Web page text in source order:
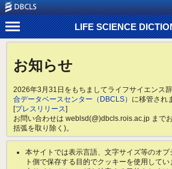
LIFE SCIENCE
お知らせ
2026年3月31日をもちましてライフサイエンス
合データベースセンター（DBCLS） に移管され
[プレスリリース]
お問い合わせは weblsd(@)dbcls.rois.ac.jp まで
括弧を取り除く)。
本サイトでは表示言語、文字サイズ等のオ
ト側で保存する目的でクッキーを使用してい